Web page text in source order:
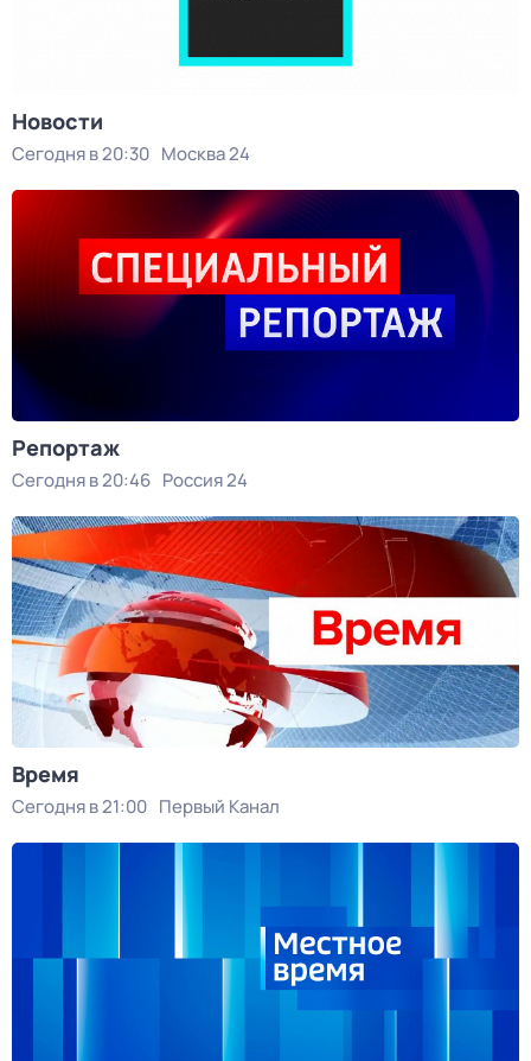
Новости
Сегодня в 20:30 Москва 24
Репортаж
Сегодня в 20:46 Россия 24
Время
Сегодня в 21:00 Первый Канал